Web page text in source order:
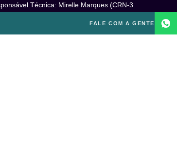
FALE COM A GENTE
Técnica: Mirelle Marques (CRN-3